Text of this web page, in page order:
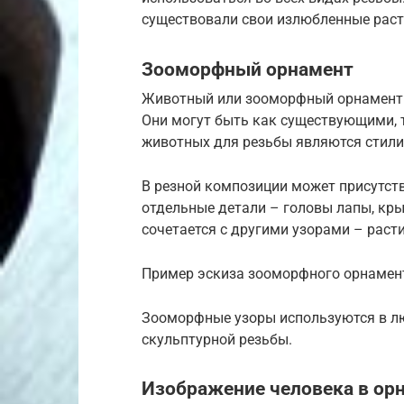
существовали свои излюбленные
Зооморфный орнамент
Животный или зооморфный орнамент
Они могут быть как существующими,
животных для резьбы являются
В резной композиции может
отдельные детали – головы лапы,
сочетается с другими узорами –
Пример эскиза зооморфного
Зооморфные узоры используются в
скульптурной резьбы.
Изображение человека в